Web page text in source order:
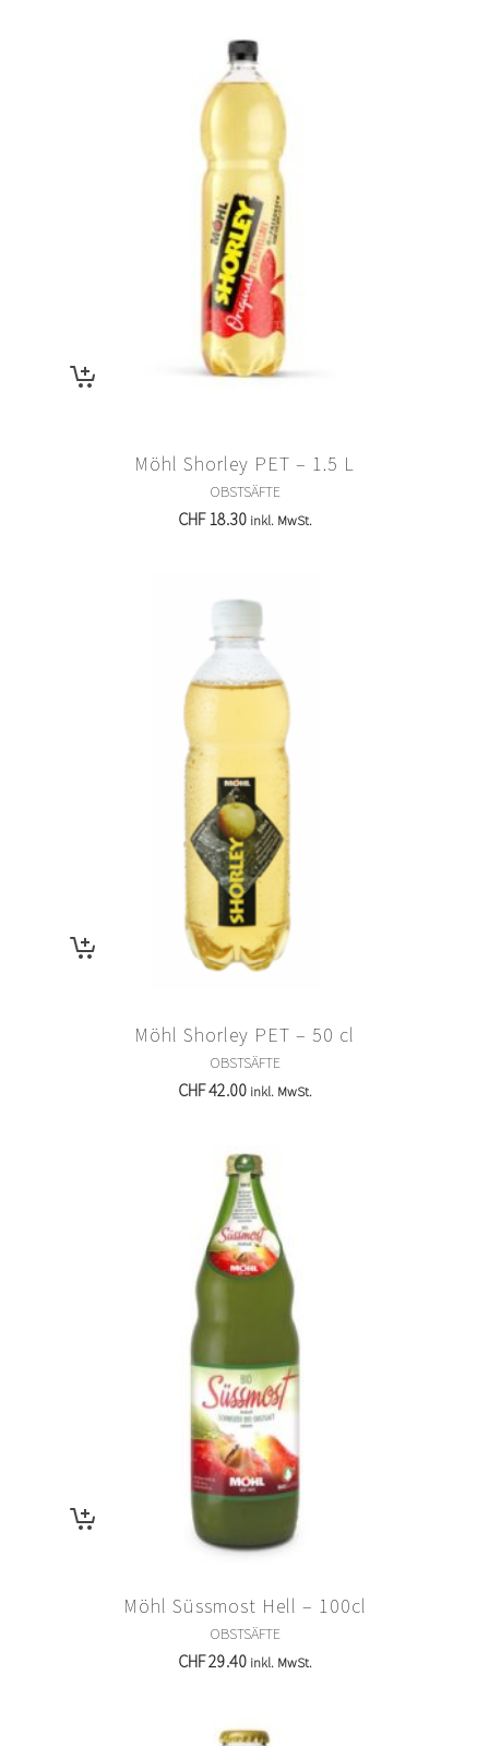
Möhl Shorley PET – 1.5 L
OBSTSÄFTE
CHF18.30 inkl. MwSt.
Möhl Shorley PET – 50 cl
OBSTSÄFTE
CHF42.00 inkl. MwSt.
Möhl Süssmost Hell – 100cl
OBSTSÄFTE
CHF29.40 inkl. MwSt.